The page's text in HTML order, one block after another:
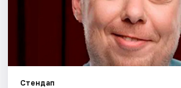
Стендап